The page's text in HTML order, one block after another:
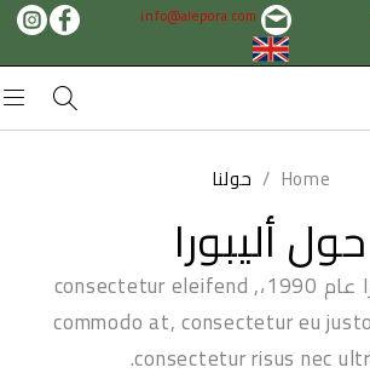
Home
/ حولنا
حول أليبورا
تأسست أليبورا عام 1990،, consectetur eleifend
commodo at, consectetur eu
consectetur risus nec